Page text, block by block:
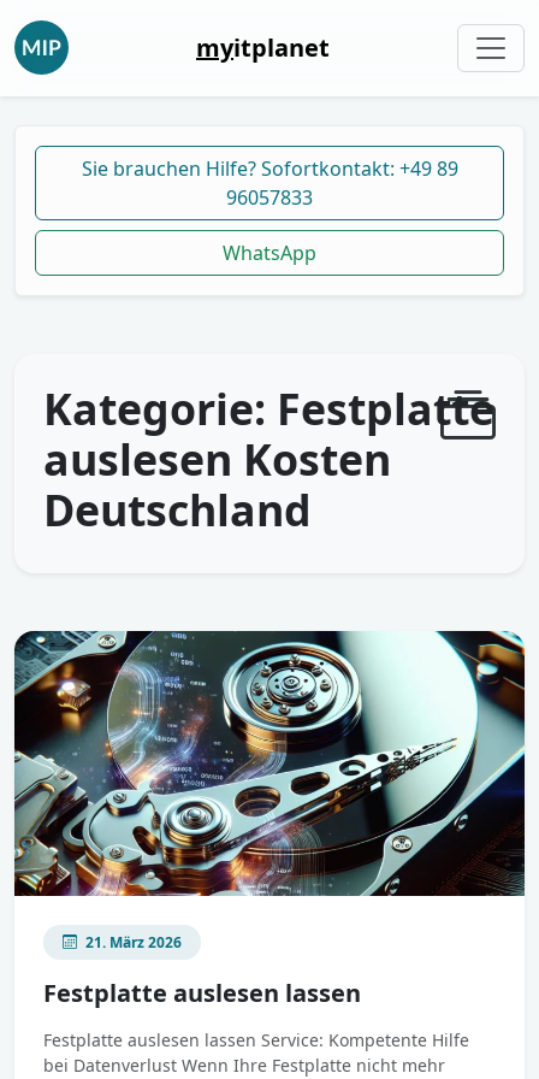
myitplanet
Sie brauchen Hilfe? Sofortkontakt: +49 89
96057833
WhatsApp
Kategorie: Festplatte
auslesen Kosten
Deutschland
21. März 2026
Festplatte auslesen lassen
Festplatte auslesen lassen Service: Kompetente Hilfe
bei Datenverlust Wenn Ihre Festplatte nicht mehr